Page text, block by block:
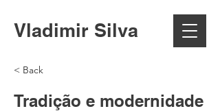
Vladimir Silva
< Back
Tradição e modernidade